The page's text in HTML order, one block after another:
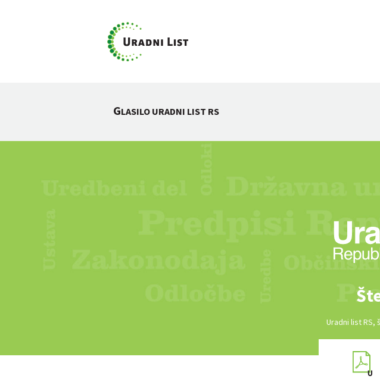
GLASILO URADNI LIST RS
Uradni list RS,